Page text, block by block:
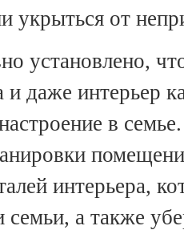
укрыться от
установлено,
и даже интерьер
в
интерьера,
а также